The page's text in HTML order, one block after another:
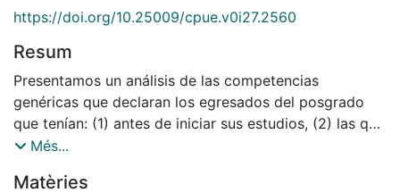
https://doi.org/10.25009/cpue.v0i27.2560
Resum
Presentamos un análisis de las competencias
genéricas que declaran los egresados del posgrado
que tenían: (1) antes de iniciar sus estudios, (2) las que
obtuvieron durante los estudios y (3) las que les
hipótesis, se ajustan modelos de regresión lineal y
Més...
Matèries